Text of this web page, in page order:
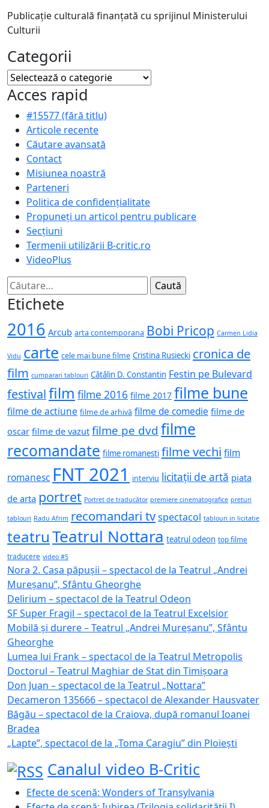
Publicație culturală finanțată cu sprijinul Ministerului
Culturii
Categorii
Categorii
Acces rapid
#15577 (fără titlu)
Articole recente
Căutare avansată
Contact
Misiunea noastră
Parteneri
Politica de confidențialitate
Propuneți un articol pentru publicare
Secțiuni
Termenii utilizării B-critic.ro
VideoPlus
Caută
după:
Etichete
2016 Arcub arta contemporana Bobi Pricop Carmen Lidia
Vidu carte cele mai bune filme Cristina Rusiecki cronica de
film cumparari tablouri Cătălin D. Constantin Festin pe Bulevard
festivalfilm filme 2016 filme 2017 filme bune
filme de actiune filme de arhivă filme de comedie filme de
oscar filme de vazut filme pe dvd filme
recomandate filme romanesti filme vechi film
romanesc FNT 2021 interviu licitații de artă piata
de arta portret Portret de traducător premiere cinematografice preturi
tablouri Radu Afrim recomandari tvspectacol tablouri in licitatie
teatruTeatrul Nottara teatrul odeon top filme
traducere video #5
Nora 2. Casa păpușii – spectacol de la Teatrul „Andrei
Mureșanu”, Sfântu Gheorghe
Delirium – spectacol de la Teatrul Odeon
SF Super Fragil – spectacol de la Teatrul Excelsior
Mobilă și durere – Teatrul „Andrei Mureșanu”, Sfântu
Gheorghe
Lumea lui Frank – spectacol de la Teatrul Metropolis
Doctorul – Teatrul Maghiar de Stat din Timișoara
Don Juan – spectacol de la Teatrul „Nottara”
Decameron 135666 – spectacol de Alexander Hausvater
Băgău – spectacol de la Craiova, după romanul Ioanei
Bradea
„Lapte”, spectacol de la „Toma Caragiu” din Ploiești
Canalul video B-Critic
Efecte de scenă: Wonders of Transylvania